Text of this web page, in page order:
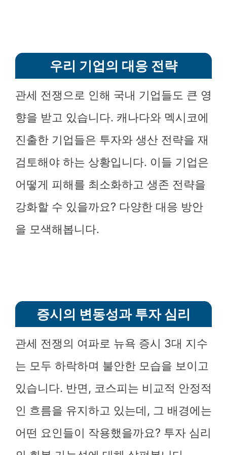
우리 기업의 대응 전략
관세 전쟁으로 인해 국내 기업들도 큰 영
향을 받고 있습니다. 캐나다와 멕시코에
진출한 기업들은 투자와 생산 전략을 재
검토해야 하는 상황입니다. 이들 기업은
어떻게 피해를 최소화하고 생존 전략을
강화할 수 있을까요? 다양한 대응 방안
을 모색해봅니다.
증시의 변동성과 투자 심리
관세 전쟁의 여파로 뉴욕 증시 3대 지수
는 모두 하락하며 불안한 모습을 보이고
있습니다. 반면, 코스피는 비교적 안정적
인 흐름을 유지하고 있는데, 그 배경에는
어떤 요인들이 작용했을까요? 투자 심리